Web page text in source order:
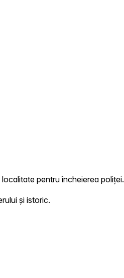
pentru încheierea poliței.
și istoric.